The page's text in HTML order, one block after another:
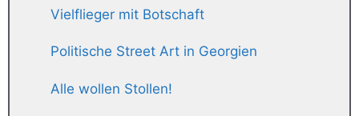
Vielflieger mit Botschaft
Politische Street Art in Georgien
Alle wollen Stollen!